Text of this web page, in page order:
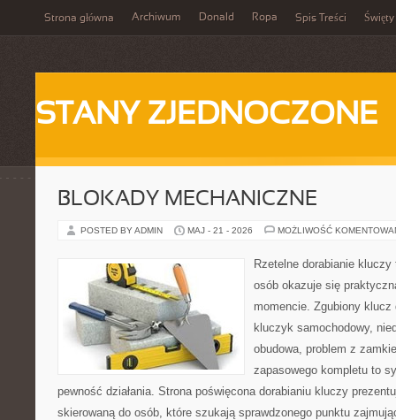
Strona główna Archiwum Donald Ropa Spis Treści Święty
STANY ZJEDNOCZONE
BLOKADY MECHANICZNE
POSTED BY ADMIN MAJ - 21 - 2026 MOŻLIWOŚĆ
Rzetelne dorabianie kluczy
osób okazuje się
momencie. Zgubiony
kluczyk samochodowy,
obudowa, problem z
zapasowego kompletu to
pewność działania. Strona poświęcona dorabianiu kluczy
skierowaną do osób, które szukają sprawdzonego punktu